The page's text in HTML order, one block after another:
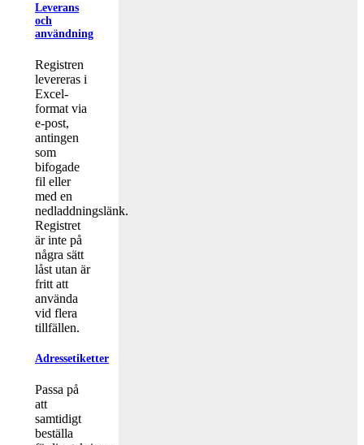
Leverans
och
användning
Registren
levereras i
Excel-
format via
e-post,
antingen
som
bifogade
fil eller
med en
nedladdningslänk.
Registret
är inte på
några sätt
låst utan är
fritt att
använda
vid flera
tillfällen.
Adressetiketter
Passa på
att
samtidigt
beställa